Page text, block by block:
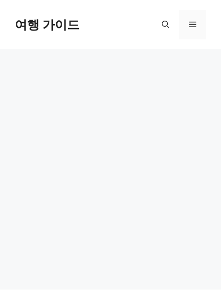
여행 가이드 메